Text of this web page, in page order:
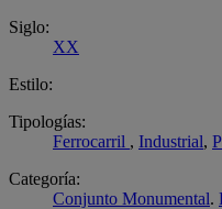
Siglo:
XX
Estilo:
Tipologías:
Ferrocarril , Industrial,
Categoría:
Conjunto Monumental.